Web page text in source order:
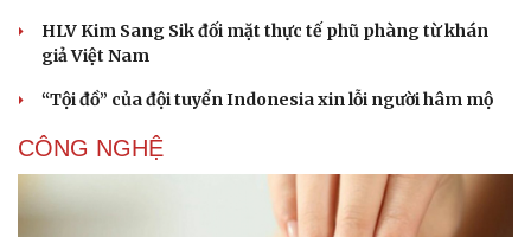
HLV Kim Sang Sik đối mặt thực tế phũ phàng từ khán
giả Việt Nam
“Tội đồ” của đội tuyển Indonesia xin lỗi người hâm mộ
CÔNG NGHỆ